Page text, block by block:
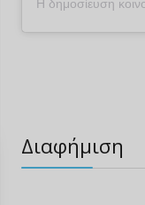
Διαφήμιση